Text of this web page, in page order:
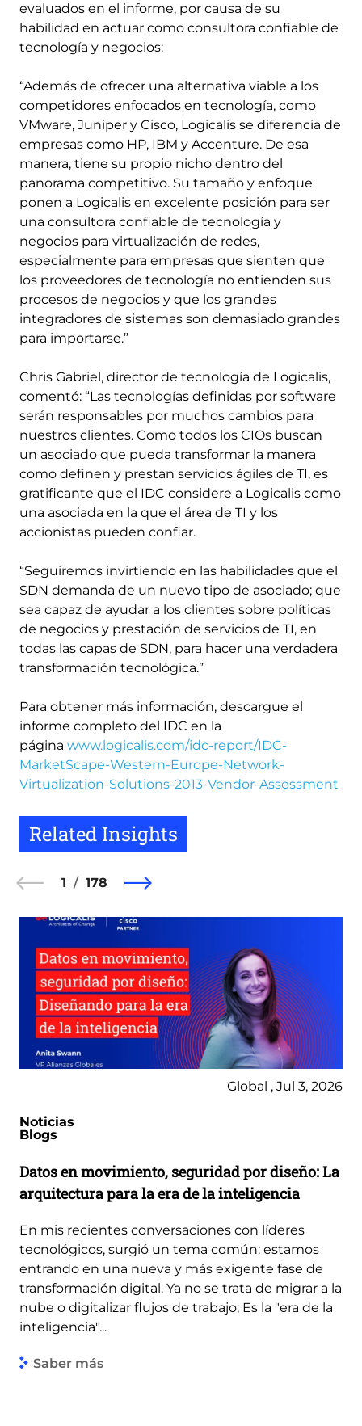
evaluados en el informe, por causa de su
habilidad en actuar como consultora confiable de
tecnología y negocios:
“Además de ofrecer una alternativa viable a los
competidores enfocados en tecnología, como
VMware, Juniper y Cisco, Logicalis se diferencia de
empresas como HP, IBM y Accenture. De esa
manera, tiene su propio nicho dentro del
panorama competitivo. Su tamaño y enfoque
ponen a Logicalis en excelente posición para ser
una consultora confiable de tecnología y
negocios para virtualización de redes,
especialmente para empresas que sienten que
los proveedores de tecnología no entienden sus
procesos de negocios y que los grandes
integradores de sistemas son demasiado grandes
para importarse.”
Chris Gabriel, director de tecnología de Logicalis,
comentó: “Las tecnologías definidas por software
serán responsables por muchos cambios para
nuestros clientes. Como todos los CIOs buscan
un asociado que pueda transformar la manera
como definen y prestan servicios ágiles de TI, es
gratificante que el IDC considere a Logicalis como
una asociada en la que el área de TI y los
accionistas pueden confiar.
“Seguiremos invirtiendo en las habilidades que el
SDN demanda de un nuevo tipo de asociado; que
sea capaz de ayudar a los clientes sobre políticas
de negocios y prestación de servicios de TI, en
todas las capas de SDN, para hacer una verdadera
transformación tecnológica.”
Para obtener más información, descargue el
informe completo del IDC en la
página www.logicalis.com/idc-report/IDC-
MarketScape-Western-Europe-Network-
Virtualization-Solutions-2013-Vendor-Assessment
Related Insights
1 178
Global , Jul 3, 2026
Noticias
Blogs
Datos en movimiento, seguridad por diseño: La
arquitectura para la era de la inteligencia
En mis recientes conversaciones con líderes
tecnológicos, surgió un tema común: estamos
entrando en una nueva y más exigente fase de
transformación digital. Ya no se trata de migrar a la
nube o digitalizar flujos de trabajo; Es la "era de la
inteligencia"...
Saber más